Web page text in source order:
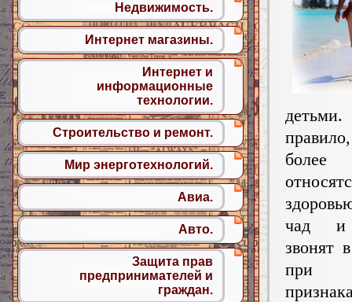
более
чад и
звонят
при
Недвижимость.
Интернет магазины.
Интернет и
информационные
технологии.
Строительство и ремонт.
Мир энерготехнологий.
Авиа.
Авто.
Защита прав
предпринимателей и
граждан.